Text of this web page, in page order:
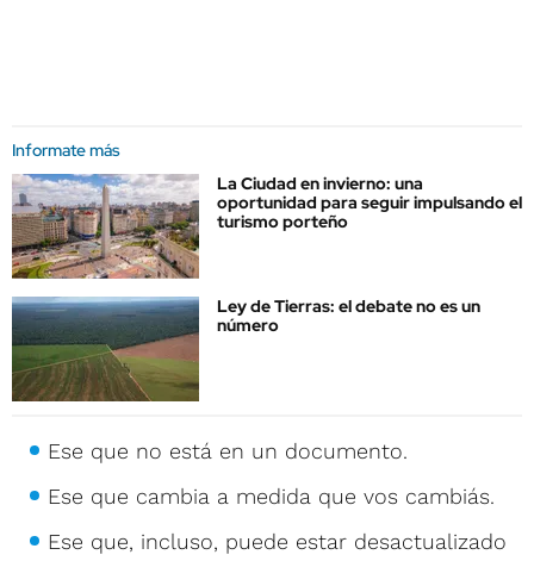
Informate más
La Ciudad en invierno: una
oportunidad para seguir impulsando el
turismo porteño
Ley de Tierras: el debate no es un
número
Ese que no está en un documento.
Ese que cambia a medida que vos cambiás.
Ese que, incluso, puede estar desactualizado